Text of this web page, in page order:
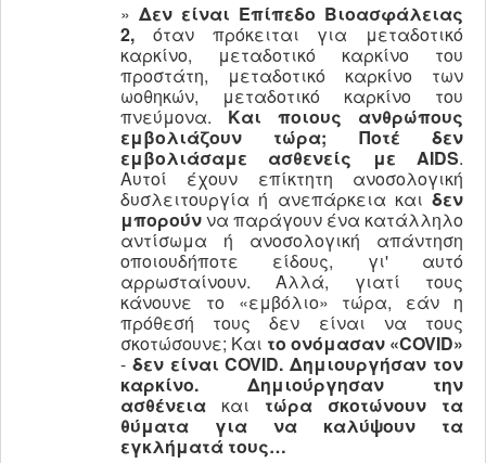
» Δεν είναι Επίπεδο Βιοασφάλειας
2, όταν πρόκειται για μεταδοτικό
καρκίνο, μεταδοτικό καρκίνο του
προστάτη, μεταδοτικό καρκίνο των
ωοθηκών, μεταδοτικό καρκίνο του
πνεύμονα. Και ποιους ανθρώπους
εμβολιάζουν τώρα;
Ποτέ δεν
εμβολιάσαμε ασθενείς με AIDS.
Αυτοί έχουν επίκτητη ανοσολογική
δυσλειτουργία ή ανεπάρκεια και δεν
μπορούννα παράγουν ένα κατάλληλο
αντίσωμα ή ανοσολογική απάντηση
οποιουδήποτε είδους, γι' αυτό
αρρωσταίνουν. Αλλά, γιατί τους
κάνουνε το «εμβόλιο» τώρα, εάν η
πρόθεσή τους δεν είναι να τους
σκοτώσουνε; Και το ονόμασαν «COVID»
- δεν είναιCOVID. Δημιουργήσαν τον
καρκίνο. Δημιούργησαν την
ασθένεια και τώρα σκοτώνουν τα
θύματα για να καλύψουν τα
εγκλήματά τους…